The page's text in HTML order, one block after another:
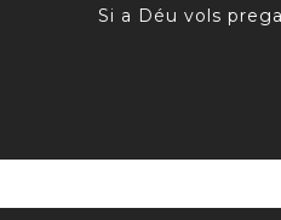
Si a Déu vols